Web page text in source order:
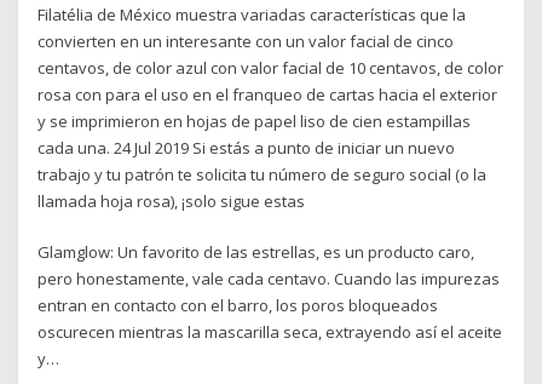
Filatélia de México muestra variadas características que la
convierten en un interesante con un valor facial de cinco
centavos, de color azul con valor facial de 10 centavos, de color
rosa con para el uso en el franqueo de cartas hacia el exterior
y se imprimieron en hojas de papel liso de cien estampillas
cada una. 24 Jul 2019 Si estás a punto de iniciar un nuevo
trabajo y tu patrón te solicita tu número de seguro social (o la
llamada hoja rosa), ¡solo sigue estas
Glamglow: Un favorito de las estrellas, es un producto caro,
pero honestamente, vale cada centavo. Cuando las impurezas
entran en contacto con el barro, los poros bloqueados
oscurecen mientras la mascarilla seca, extrayendo así el aceite
y…